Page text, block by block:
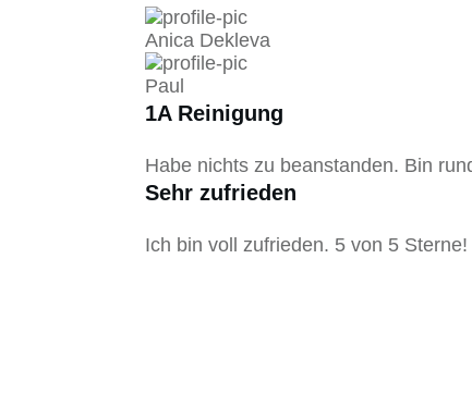
Anica Dekleva
Paul
1A Reinigung
Habe nichts zu beanstanden. Bin
Sehr zufrieden
Ich bin voll zufrieden. 5 von 5 Sterne!